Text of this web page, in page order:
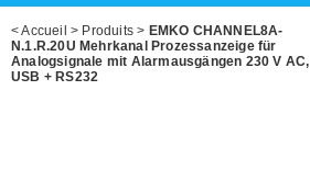
<Accueil > Produits > EMKO CHANNEL8A-
N.1.R.20U Mehrkanal Prozessanzeige für
Analogsignale mit Alarmausgängen 230 V AC,
USB + RS232